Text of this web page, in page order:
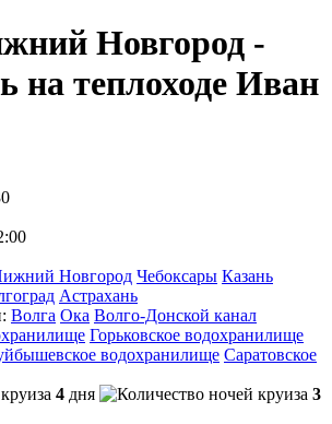
Новгород -
на теплоходе Иван
Новгород Чебоксары Казань
Астрахань
Волга Ока Волго-Донской канал
Горьковское водохранилище
водохранилище Саратовское
4 дня
3